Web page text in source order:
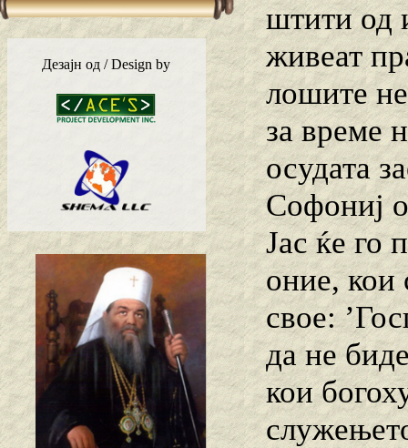
Дезајн од / Design by
штити од
живеат
лошите
за време
осудата
Софониј
Јac ќе го
оние, кои
свое:
да не
кои